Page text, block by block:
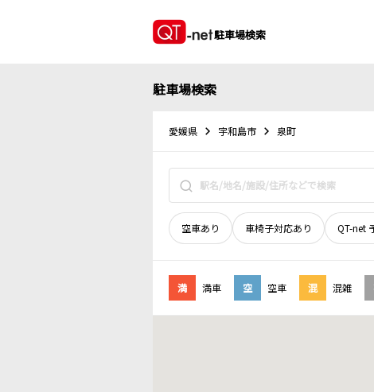
駐車場検索
駐車場検索
愛媛県 宇和島市 泉町
空車あり 車椅子対応あり QT-net
満 満車 空 空車 混 混雑